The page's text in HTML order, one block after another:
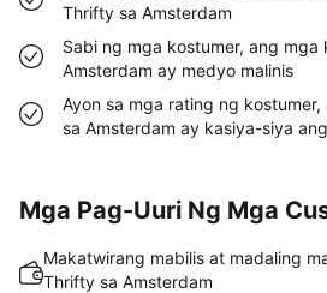
Thrifty sa Amsterdam
Sabi ng mga kostumer, ang mga
Amsterdam ay medyo malinis
Ayon sa mga rating ng
sa Amsterdam ay kasiya-siya
Mga Pag-Uuri Ng Mga
Makatwirang mabilis at madaling
Thrifty sa Amsterdam